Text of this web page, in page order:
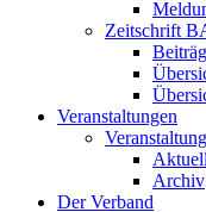
Zeitschrift
Veranstaltungen
Archiv
Der Verband